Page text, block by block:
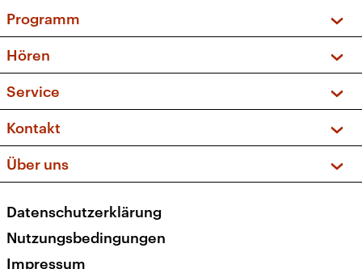
Programm
Sendungen und Podcasts
Musikliste
Kakadu – Das Kinderprogramm
Hören
Frequenzen (UKW + DAB+)
Service
FAQ
Apps
Newsletter
Veranstaltungen
Kontakt
Social Media
Über uns
Presse
Karriere
Datenschutzerklärung
Nutzungsbedingungen
Impressum